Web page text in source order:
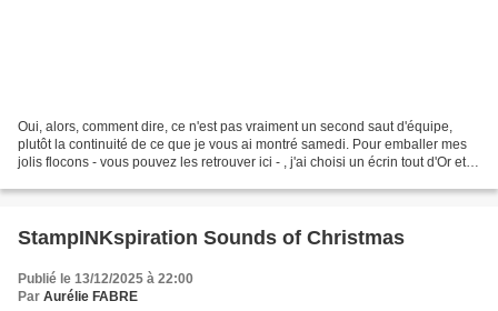
Oui, alors, comment dire, ce n'est pas vraiment un second saut d'équipe,
plutôt la continuité de ce que je vous ai montré samedi. Pour emballer mes
jolis flocons - vous pouvez les retrouver ici - , j'ai choisi un écrin tout d'Or et
StampINKspiration Sounds of Christmas
Publié le 13/12/2025 à 22:00
Par Aurélie FABRE